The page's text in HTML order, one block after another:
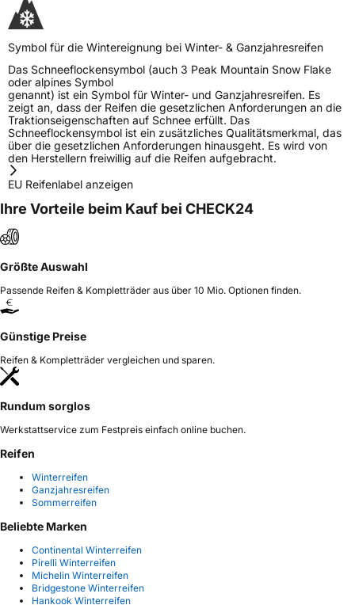
Symbol für die Wintereignung bei Winter- & Ganzjahresreifen
Das Schneeflockensymbol (auch 3 Peak Mountain Snow Flake
oder alpines Symbol
genannt) ist ein Symbol für Winter- und Ganzjahresreifen. Es
zeigt an, dass der Reifen die gesetzlichen Anforderungen an die
Traktionseigenschaften auf Schnee erfüllt. Das
Schneeflockensymbol ist ein zusätzliches Qualitätsmerkmal, das
über die gesetzlichen Anforderungen hinausgeht. Es wird von
den Herstellern freiwillig auf die Reifen aufgebracht.
EU Reifenlabel anzeigen
Ihre Vorteile beim Kauf bei CHECK24
Größte Auswahl
Passende Reifen & Kompletträder aus über 10 Mio. Optionen finden.
Günstige Preise
Reifen & Kompletträder vergleichen und sparen.
Rundum sorglos
Werkstattservice zum Festpreis einfach online buchen.
Reifen
Winterreifen
Ganzjahresreifen
Sommerreifen
Beliebte Marken
Continental Winterreifen
Pirelli Winterreifen
Michelin Winterreifen
Bridgestone Winterreifen
Hankook Winterreifen